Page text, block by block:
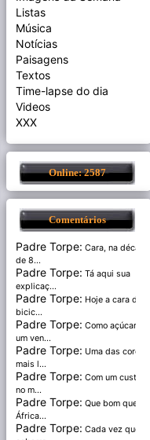
Listas
Música
Notícias
Paisagens
Textos
Time-lapse do dia
Videos
XXX
Online: 2587
Comentários
Padre Torpe: Cara, na década
de 8...
Padre Torpe: Tá aqui sua
explicaç...
Padre Torpe: Hoje a cara de
bicic...
Padre Torpe: Como açúcar é
um ven...
Padre Torpe: Uma das cores
mais l...
Padre Torpe: Com um custo de
no m...
Padre Torpe: Que bom que a
África...
Padre Torpe: Cada vez que